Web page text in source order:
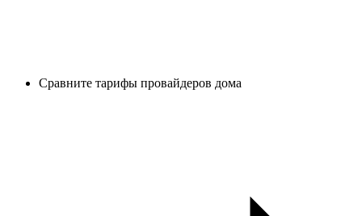
Сравните тарифы провайдеров дома